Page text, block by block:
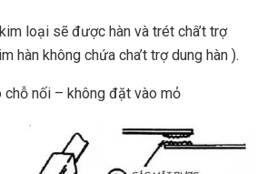
loại sẽ được hàn và trét châ’t trợ
hàn không chứa cha’t trợ dung hàn ).
chỗ nối – không đặt vào mỏ